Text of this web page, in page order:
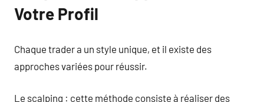
Votre Profil
Chaque trader a un style unique, et il existe des
approches variées pour réussir.
Le scalping : cette méthode consiste à réaliser des